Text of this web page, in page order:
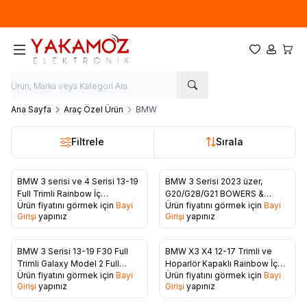
Favorilerim
Hesabım
Ana Sayfa Araç Özel Ürün BMW
Filtrele Sırala
Favorilere Ekle
BMW 3 serisi ve 4 Serisi 13-19
Full Trimli Rainbow İç
Ambiyans Aydınlatması
Ürün fiyatını görmek için Bayi
Girişi yapınız
Favorilere Ekle
BMW 3 Serisi 2023 üzer,
G20/G28/G21 BOWERS &
WİLKİNS Motorlu Işıklı Center
Kapağı
Ürün fiyatını görmek için Bayi
Girişi yapınız
Favorilere Ekle
BMW 3 Serisi 13-19 F30 Full
Trimli Galaxy Model 2 Full
Trimli İç Ambiyans
Aydınlatması
Ürün fiyatını görmek için Bayi
Girişi yapınız
Favorilere Ekle
BMW X3 X4 12-17 Trimli ve
Hoparlör Kapaklı Rainbow İç
abiyans Aydınlatması
Ürün fiyatını görmek için Bayi
Girişi yapınız